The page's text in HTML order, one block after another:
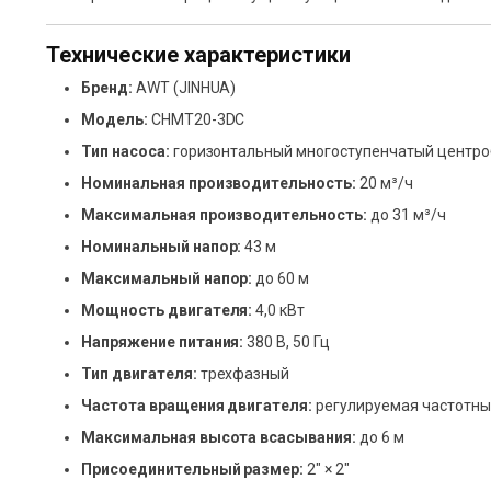
Технические характеристики
Бренд: AWT (JINHUA)
Модель: CHMT20-3DC
Тип насоса: горизонтальный многоступенчатый
Номинальная производительность: 20 м³/ч
Максимальная производительность: до 31 м³/ч
Номинальный напор: 43 м
Максимальный напор: до 60 м
Мощность двигателя: 4,0 кВт
Напряжение питания: 380 В, 50 Гц
Тип двигателя: трехфазный
Частота вращения двигателя: регулируемая
Максимальная высота всасывания: до 6 м
Присоединительный размер: 2″ × 2″